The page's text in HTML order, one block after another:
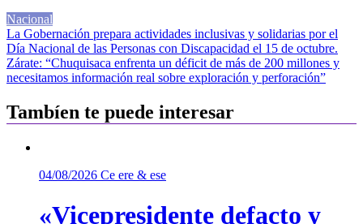
Nacional
Navegación
de
entradas
La Gobernación prepara actividades inclusivas y solidarias por el
Día Nacional de las Personas con Discapacidad el 15 de octubre.
Zárate: “Chuquisaca enfrenta un déficit de más de 200 millones y
necesitamos información real sobre exploración y perforación”
Tambíen te puede interesar
04/08/2026 Ce ere & ese
«Vicepresidente defacto y